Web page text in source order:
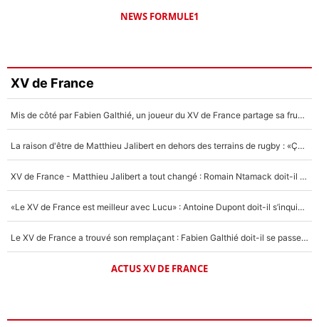
NEWS FORMULE1
XV de France
Mis de côté par Fabien Galthié, un joueur du XV de France partage sa frustration : «ils ne me l’ont pas dit tout de suite»
La raison d'être de Matthieu Jalibert en dehors des terrains de rugby : «Ça m'atteint autant que si tu touches à un membre de ma famille»
XV de France - Matthieu Jalibert a tout changé : Romain Ntamack doit-il s’inquiéter pour sa place à un an de la Coupe du monde ?
«Le XV de France est meilleur avec Lucu» : Antoine Dupont doit-il s’inquiéter pour sa place ?
Le XV de France a trouvé son remplaçant : Fabien Galthié doit-il se passer d'Antoine Dupont ?
ACTUS XV DE FRANCE